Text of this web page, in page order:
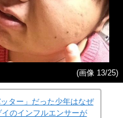
(画像 13/25)
ター」だった少年はなぜ
のインフルエンサーが